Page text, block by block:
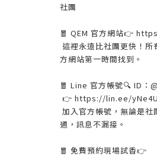
社團
🧧 QEM 官方網站👉
這裡永遠比社團更快！
方網站第一時間找到。
🧧 Line 官方帳號🔍 ID：
👉 https://lin.ee/
加入官方帳號，無論是社
通，訊息不漏接。
🧧 免費預約現場試香👉